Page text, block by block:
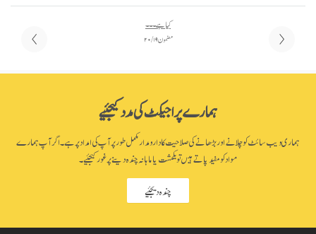
کیا ہے ۔۔۔
مضمون ۱۹ / ۲۰
ہمارے پراجیکٹ کی مدد کیجئیے
ہماری ویب سائٹ کو چلانے اور بڑھانے کی صلاحیت کا دارومدار مکمل طور پر آپ کی امداد پر ہے۔ اگر آپ ہمارے
مواد کو مفید پاتے ہیں تو یکمشت یا ماہانہ چندہ دینے پر غور کیجئیے۔
چندہ دیجئیے